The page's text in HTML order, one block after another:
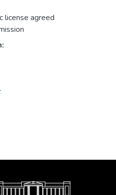
license agreed